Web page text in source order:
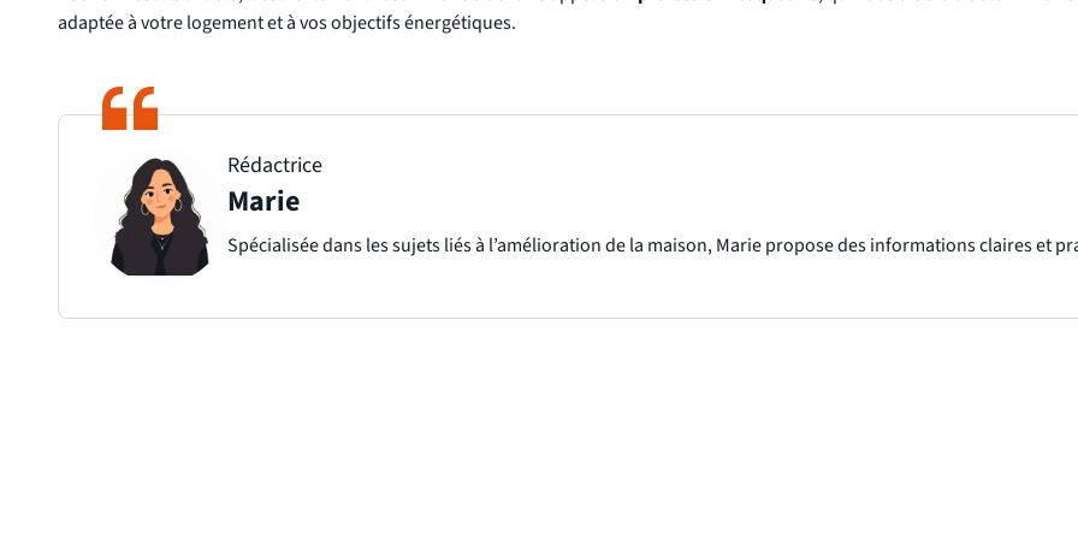
adaptée à votre logement et à vos objectifs énergétiques.
Rédactrice
Marie
Spécialisée dans les sujets liés à l’amélioration de la maison, Marie propose des informations claires et